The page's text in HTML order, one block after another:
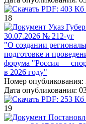
PDF: 403 Кб
18
Указ
30.07.2026 № 212-уг
"О создании
подготовке и
форума "Россия —
в 2026 году"
Номер опубликования:
Дата опубликования:
PDF: 253 Кб
19